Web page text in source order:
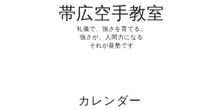
帯広空手教室
礼儀で、強さを育てる。
強さが、人間力になる
それが葵塾です
カレンダー